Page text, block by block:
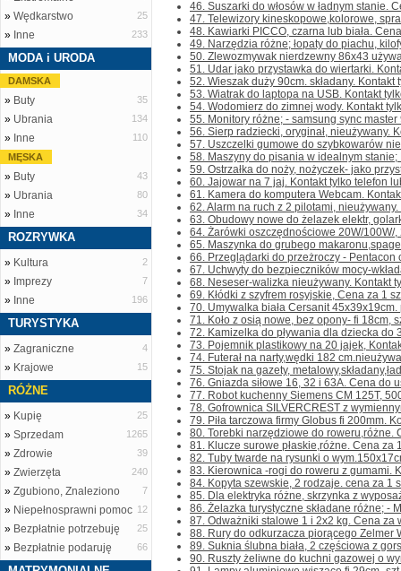
» Wędkarstwo 25
» Inne 233
MODA i URODA
DAMSKA
» Buty 35
» Ubrania 134
» Inne
110
MĘSKA
» Buty 43
» Ubrania 80
» Inne 34
ROZRYWKA
» Kultura 2
» Imprezy 7
» Inne 196
TURYSTYKA
» Zagraniczne 4
» Krajowe 15
RÓŻNE
» Kupię 25
» Sprzedam 1265
» Zdrowie 39
» Zwierzęta 240
» Zgubiono, Znaleziono 7
» Niepełnosprawni pomoc 12
» Bezpłatnie potrzebuję 25
» Bezpłatnie podaruję 66
46. Suszarki do włosów w ładnym stanie.
47. Telewizory kineskopowe,kolorowe,
48. Kawiarki PICCO, czarna lub biała.
49. Narzędzia różne; łopaty do piachu,
50. Zlewozmywak nierdzewny 86x43
51. Udar jako przystawka do wiertarki.
52. Wieszak duży 90cm. składany. Kontakt
53. Wiatrak do laptopa na USB. Kontakt
54. Wodomierz do zimnej wody. Kontakt
55. Monitory różne; - samsung sync
56. Sierp radziecki, oryginał, nieużywany.
57. Uszczelki gumowe do szybkowarów
58. Maszyny do pisania w idealnym stanie;
59. Ostrzałka do noży, nożyczek- jako
60. Jajowar na 7 jaj. Kontakt tylko telefon
61. Kamera do komputera Webcam.
62. Alarm na ruch z 2 pilotami,
63. Obudowy nowe do żelazek elektr,
64. Żarówki oszczędnościowe 20W/100W/,
65. Maszynka do grubego
66. Przeglądarki do przeżroczy - Pentacon
67. Uchwyty do bezpieczników mocy-
68. Neseser-walizka nieużywany. Kontakt
69. Kłódki z szyfrem rosyjskie, Cena za 1
70. Umywalka biała Cersanit
71. Koło z osią nowe, bez opony- fi 18cm,
72. Kamizelka do pływania dla dziecka do
73. Pojemnik plastikowy na 20 jajek,
74. Futerał na narty,wędki 182
75. Stojak na gazety,
76. Gniazda siłowe 16, 32 i 63A. Cena do
77. Robot kuchenny Siemens CM 125T,
78. Gofrownica SILVERCREST z
79. Piła tarczowa firmy Globus fi 200mm.
80. Torebki narzędziowe do roweru,różne.
81. Klucze surowe płaskie,różne. Cena za
82. Tuby twarde na rysunki o
83. Kierownica -rogi do roweru z gumami.
84. Kopyta szewskie, 2 rodzaje. cena za 1
85. Dla elektryka różne, skrzynka z
86. Żelazka turystyczne składane różne; -
87. Odważniki stalowe 1 i 2x2 kg. Cena za
88. Rury do odkurzacza piorącego Zelmer
89. Suknia ślubna biała, 2 częściowa z
90. Ruszty żeliwne do kuchni gazowej o